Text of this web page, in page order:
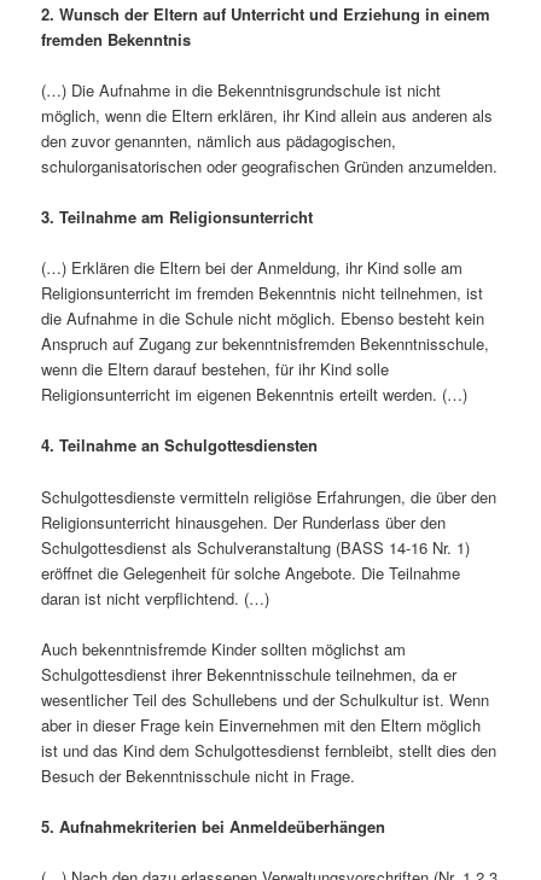
2. Wunsch der Eltern auf Unterricht und Erziehung in einem
fremden Bekenntnis
(…) Die Aufnahme in die Bekenntnisgrundschule ist nicht
möglich, wenn die Eltern erklären, ihr Kind allein aus anderen als
den zuvor genannten, nämlich aus pädagogischen,
schulorganisatorischen oder geografischen Gründen anzumelden.
3. Teilnahme am Religionsunterricht
(…) Erklären die Eltern bei der Anmeldung, ihr Kind solle am
Religionsunterricht im fremden Bekenntnis nicht teilnehmen, ist
die Aufnahme in die Schule nicht möglich. Ebenso besteht kein
Anspruch auf Zugang zur bekenntnisfremden Bekenntnisschule,
wenn die Eltern darauf bestehen, für ihr Kind solle
Religionsunterricht im eigenen Bekenntnis erteilt werden. (…)
4. Teilnahme an Schulgottesdiensten
Schulgottesdienste vermitteln religiöse Erfahrungen, die über den
Religionsunterricht hinausgehen. Der Runderlass über den
Schulgottesdienst als Schulveranstaltung (BASS 14-16 Nr. 1)
eröffnet die Gelegenheit für solche Angebote. Die Teilnahme
daran ist nicht verpflichtend. (…)
Auch bekenntnisfremde Kinder sollten möglichst am
Schulgottesdienst ihrer Bekenntnisschule teilnehmen, da er
wesentlicher Teil des Schullebens und der Schulkultur ist. Wenn
aber in dieser Frage kein Einvernehmen mit den Eltern möglich
ist und das Kind dem Schulgottesdienst fernbleibt, stellt dies den
Besuch der Bekenntnisschule nicht in Frage.
5. Aufnahmekriterien bei Anmeldeüberhängen